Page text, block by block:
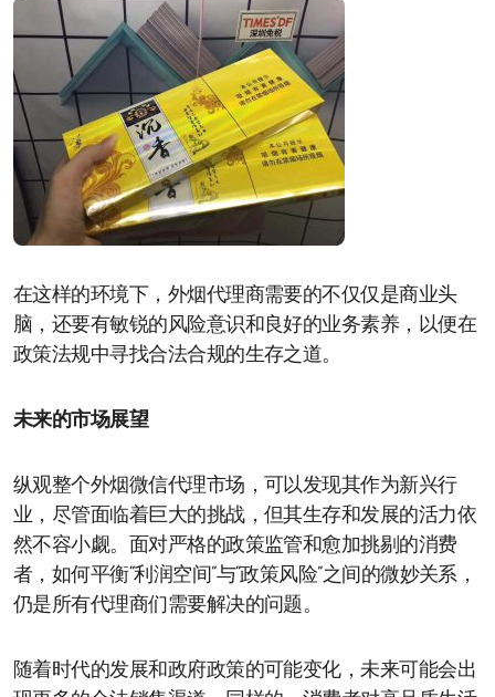
在这样的环境下，外烟代理商需要的不仅仅是商业头
脑，还要有敏锐的风险意识和良好的业务素养，以便在
政策法规中寻找合法合规的生存之道。
未来的市场展望
纵观整个外烟微信代理市场，可以发现其作为新兴行
业，尽管面临着巨大的挑战，但其生存和发展的活力依
然不容小觑。面对严格的政策监管和愈加挑剔的消费
者，如何平衡“利润空间”与“政策风险”之间的微妙关系，
仍是所有代理商们需要解决的问题。
随着时代的发展和政府政策的可能变化，未来可能会出